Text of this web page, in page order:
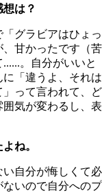
は？
グラビアはひょっ
甘かったです（苦
。自分がいいと
「違うよ、それは
って言われて、ど
気が変わるし、表
ね。
自分が悔しくて必
いので自分へのプ